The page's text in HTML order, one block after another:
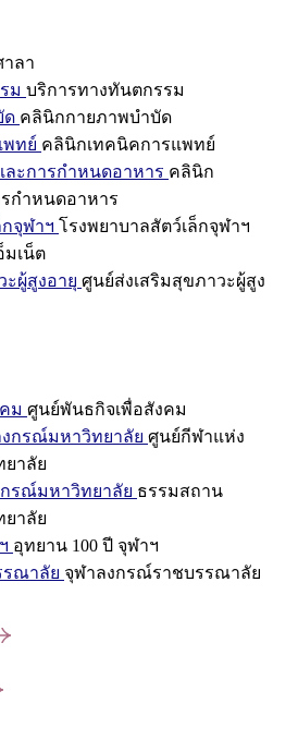
ลา
ม บริการทางทันตกรรม
ด คลินิกกายภาพบำบัด
พทย์ คลินิกเทคนิคการแพทย์
ะการกำหนดอาหาร คลินิก
กำหนดอาหาร
จุฬาฯ โรงพยาบาลสัตว์เล็กจุฬาฯ
มเน็ต
ะผู้สูงอายุ ศูนย์ส่งเสริมสุขภาวะผู้สูง
ม ศูนย์พันธกิจเพื่อสังคม
กรณ์มหาวิทยาลัย ศูนย์กีฬาแห่ง
าลัย
รณ์มหาวิทยาลัย ธรรมสถาน
าลัย
อุทยาน 100 ปี จุฬาฯ
รณาลัย จุฬาลงกรณ์ราชบรรณาลัย